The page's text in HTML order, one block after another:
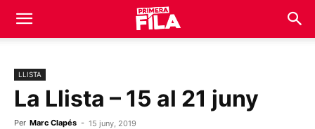
LLISTA
La Llista – 15 al 21 juny
Per Marc Clapés - 15 juny, 2019